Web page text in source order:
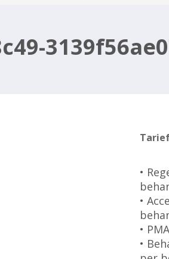
•
•
•
•